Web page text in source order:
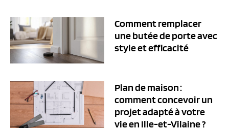
Comment remplacer
une butée de porte avec
style et efficacité
Plan de maison :
comment concevoir un
projet adapté à votre
vie en Ille-et-Vilaine ?